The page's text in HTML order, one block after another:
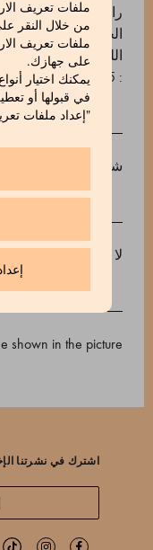
ملفات تعريف
من خلال النقر
ملفات تعريف
على جهازك.
يمكنك اختيار
في قبولها أو
"إعداد ملفات
رائحة الغاردينيا
الخضروات. نفحات
اللون: أخضر فاتح. مدة
: 530654005_V
شاي Jungle Oolong
لا تحتوي على
shown in the picture.
اشترك في نشرتنا